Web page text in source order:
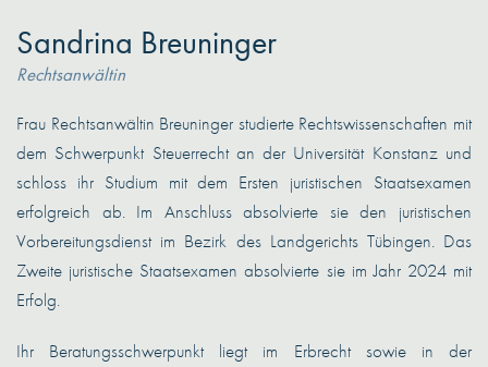
Sandrina Breuninger
Rechtsanwältin
Frau Rechtsanwältin Breuninger studierte Rechtswissenschaften mit
dem Schwerpunkt Steuerrecht an der Universität Konstanz und
schloss ihr Studium mit dem Ersten juristischen Staatsexamen
erfolgreich ab. Im Anschluss absolvierte sie den juristischen
Vorbereitungsdienst im Bezirk des Landgerichts Tübingen. Das
Zweite juristische Staatsexamen absolvierte sie im Jahr 2024 mit
Erfolg.
Ihr Beratungsschwerpunkt liegt im Erbrecht sowie in der